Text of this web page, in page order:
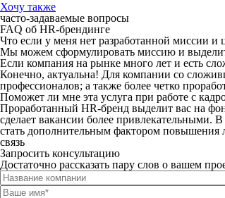
Хочу также
часто-задаваемые вопросы
FAQ об HR-брендинге
Что если у меня нет разработанной миссии и
Мы можем сформулировать миссию и
Если компания на рынке много лет и есть
Конечно, актуальна! Для компании со
профессионалов; а также более четко
Поможет ли мне эта услуга при работе с
Проработанный HR-бренд выделит вас на
сделает вакансии более
стать дополнительным фактором повышения
связь
Запросить консультацию
Достаточно рассказать пару слов о вашем